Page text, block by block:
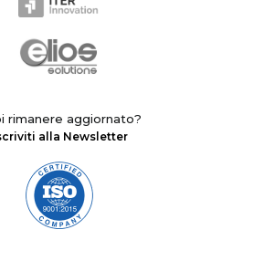
rimanere aggiornato?
alla Newsletter